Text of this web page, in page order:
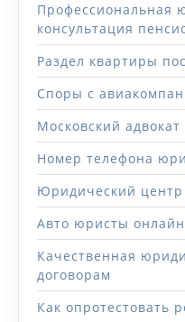
Профессиональная
консультация
Раздел квартиры
Споры с
Московский адвокат
Номер телефона
Юридический центр
Авто юристы онлайн
Качественная
договорам
Как опротестовать